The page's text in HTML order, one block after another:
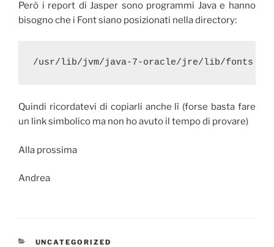
Però i report di Jasper sono programmi Java e hanno
bisogno che i Font siano posizionati nella directory:
/usr/lib/jvm/java-7-oracle/jre/lib/fonts
Quindi ricordatevi di copiarli anche lì (forse basta fare
un link simbolico ma non ho avuto il tempo di provare)
Alla prossima
Andrea
CATEGORIE
UNCATEGORIZED